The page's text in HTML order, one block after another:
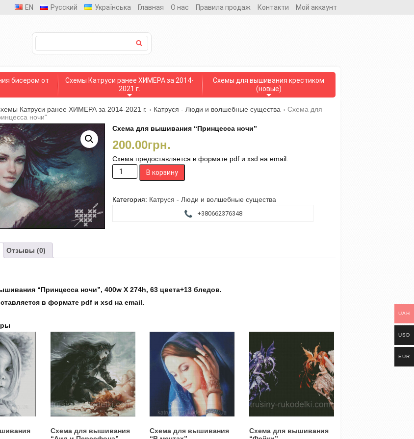
EN Русский Українська Главная О нас Правила продаж Контакти Мой аккаунт
бисером от
Схемы Катруси ранее ХИМЕРА за 2014-
2021 г.
Схемы для вышивания крестиком
(новые)
Катруси ранее ХИМЕРА за 2014-2021 г. › Катруся - Люди и волшебные существа › Схема для
ночи"
Схема для вышивания “Принцесса ночи”
200.00грн.
Схема предоставляется в формате pdf и xsd на email.
Количество
товара
для
В корзину
Категория: Катруся - Люди и волшебные существа
+380662376348
Отзывы (0)
“Принцесса ночи”, 400w X 274h, 63 цвета+13 бледов.
в формате pdf и xsd на email.
Схема для вышивания
Схема для вышивания
Схема для вышивания
UAH
USD
EUR